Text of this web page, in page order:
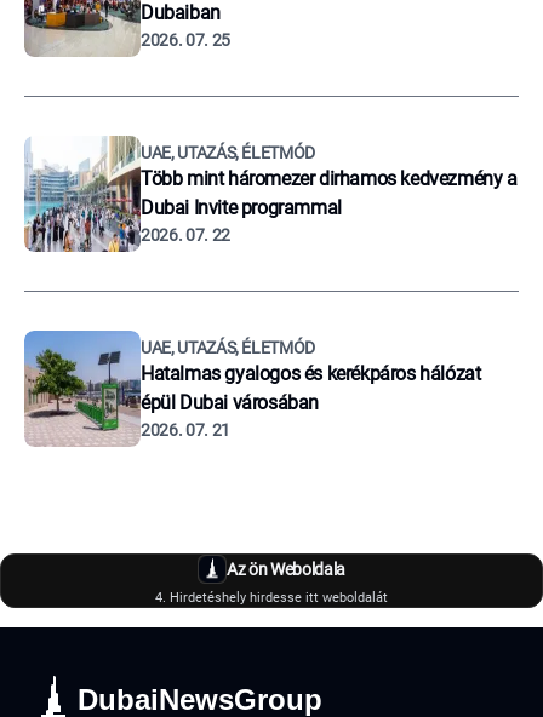
Dubaiban
2026. 07. 25
UAE, UTAZÁS, ÉLETMÓD
Több mint háromezer dirhamos kedvezmény a
Dubai Invite programmal
2026. 07. 22
UAE, UTAZÁS, ÉLETMÓD
Hatalmas gyalogos és kerékpáros hálózat
épül Dubai városában
2026. 07. 21
Az ön Weboldala
4. Hirdetéshely hirdesse itt weboldalát
DubaiNewsGroup